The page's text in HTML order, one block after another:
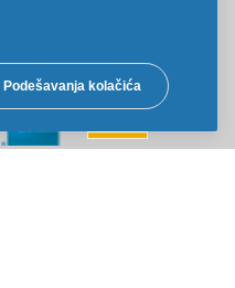
Podešavanja kolačića